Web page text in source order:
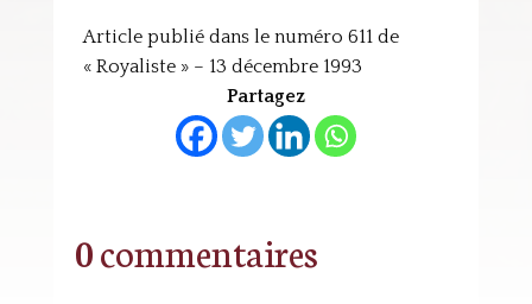
Article publié dans le numéro 611 de
« Royaliste » – 13 décembre 1993
Partagez
0 commentaires